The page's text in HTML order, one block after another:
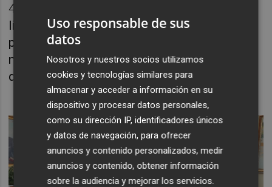
463/2020, de 14 de marzo,
limitación de la libertad de circulación de las
personas, se priorizará el teletrabajo como
medida de protección frente a la expansión
del Covid-19.
Uso responsable de sus
datos
Nosotros y nuestros socios utilizamos
cookies y tecnologías similares para
almacenar y acceder a información en su
dispositivo y procesar datos personales,
como su dirección IP, identificadores únicos
y datos de navegación, para ofrecer
anuncios y contenido personalizados, medir
anuncios y contenido, obtener información
sobre la audiencia y mejorar los servicios.